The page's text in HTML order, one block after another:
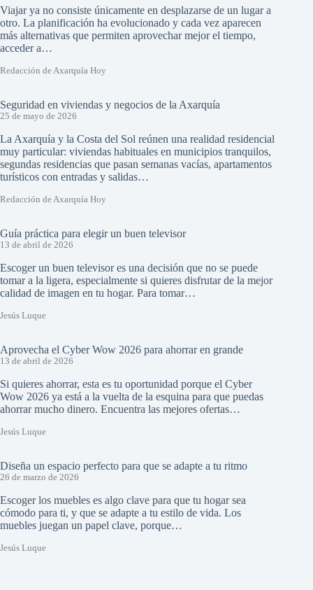
Viajar ya no consiste únicamente en desplazarse de un lugar a
otro. La planificación ha evolucionado y cada vez aparecen
más alternativas que permiten aprovechar mejor el tiempo,
acceder a…
Redacción de Axarquía Hoy
Seguridad en viviendas y negocios de la Axarquía
25 de mayo de 2026
La Axarquía y la Costa del Sol reúnen una realidad residencial
muy particular: viviendas habituales en municipios tranquilos,
segundas residencias que pasan semanas vacías, apartamentos
turísticos con entradas y salidas…
Redacción de Axarquía Hoy
Guía práctica para elegir un buen televisor
13 de abril de 2026
Escoger un buen televisor es una decisión que no se puede
tomar a la ligera, especialmente si quieres disfrutar de la mejor
calidad de imagen en tu hogar. Para tomar…
Jesús Luque
Aprovecha el Cyber Wow 2026 para ahorrar en grande
13 de abril de 2026
Si quieres ahorrar, esta es tu oportunidad porque el Cyber
Wow 2026 ya está a la vuelta de la esquina para que puedas
ahorrar mucho dinero. Encuentra las mejores ofertas…
Jesús Luque
Diseña un espacio perfecto para que se adapte a tu ritmo
26 de marzo de 2026
Escoger los muebles es algo clave para que tu hogar sea
cómodo para ti, y que se adapte a tu estilo de vida. Los
muebles juegan un papel clave, porque…
Jesús Luque